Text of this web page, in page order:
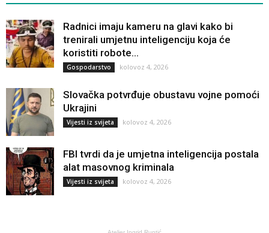
Radnici imaju kameru na glavi kako bi
trenirali umjetnu inteligenciju koja će
koristiti robote...
Gospodarstvo kolovoz 4, 2026
Slovačka potvrđuje obustavu vojne pomoći
Ukrajini
Vijesti iz svijeta kolovoz 4, 2026
FBI tvrdi da je umjetna inteligencija postala
alat masovnog kriminala
Vijesti iz svijeta kolovoz 4, 2026